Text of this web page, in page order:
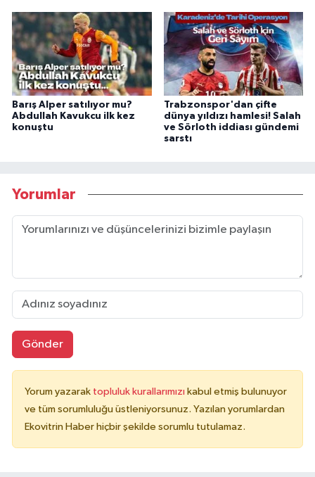
Barış Alper satılıyor mu?
Abdullah Kavukcu ilk kez
konuştu
Trabzonspor'dan çifte
dünya yıldızı hamlesi! Salah
ve Sörloth iddiası gündemi
sarstı
Yorumlar
Gönder
Yorum yazarak topluluk kurallarımızı kabul etmiş bulunuyor
ve tüm sorumluluğu üstleniyorsunuz. Yazılan yorumlardan
Ekovitrin Haber hiçbir şekilde sorumlu tutulamaz.